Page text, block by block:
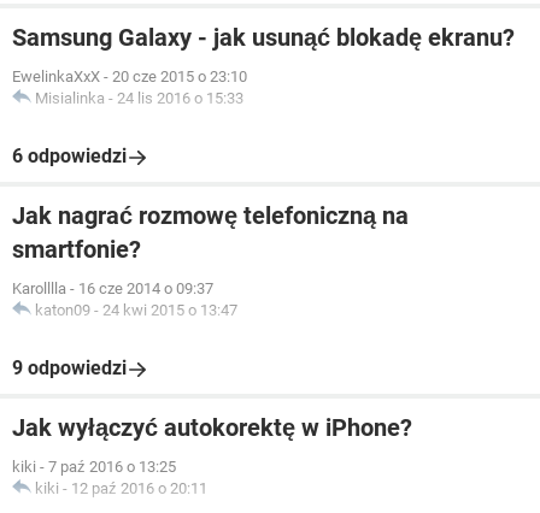
Samsung Galaxy - jak usunąć blokadę ekranu?
EwelinkaXxX - 20 cze 2015 o 23:10
Misialinka - 24 lis 2016 o 15:33
6 odpowiedzi
Jak nagrać rozmowę telefoniczną na
smartfonie?
Karolllla - 16 cze 2014 o 09:37
katon09 - 24 kwi 2015 o 13:47
9 odpowiedzi
Jak wyłączyć autokorektę w iPhone?
kiki - 7 paź 2016 o 13:25
kiki - 12 paź 2016 o 20:11